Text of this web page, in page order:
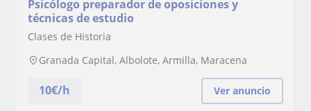
Psicólogo preparador de oposiciones y
técnicas de estudio
Clases de Historia
Granada Capital, Albolote, Armilla, Maracena
10€/h Ver anuncio